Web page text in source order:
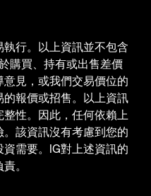
行。以上資訊並不包含
購買、持有或出售差價
見，或我們交易價位的
報價或招售。以上資訊
性。因此，任何依賴上
該資訊沒有考慮到您的
需要。IG對上述資訊的
。